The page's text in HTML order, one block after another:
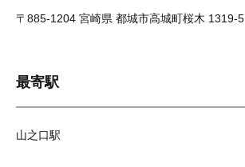
〒885-1204 宮崎県 都城市高城町桜木 1319-5
最寄駅
山之口駅